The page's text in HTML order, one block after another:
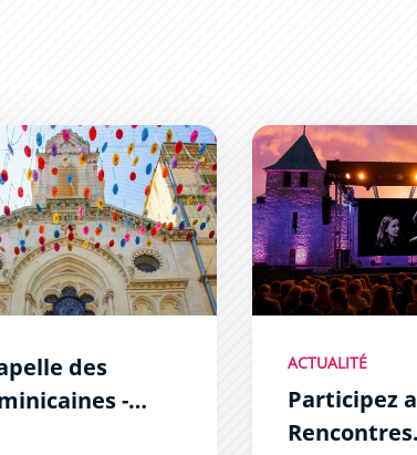
des Dominicaines - Appel à candidature de
des
-
Participez aux
ACTUALITÉ
Participez
Rencontres